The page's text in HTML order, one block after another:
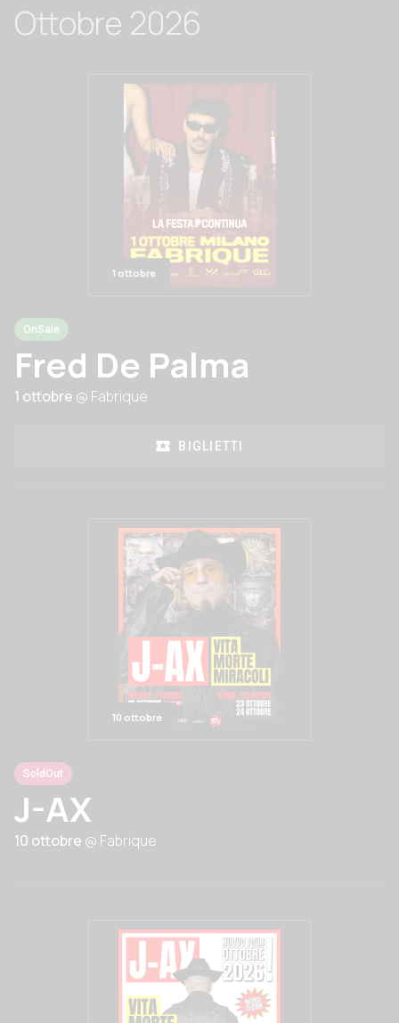
Ottobre 2026
1 ottobre
OnSale
Fred De Palma
1 ottobre @ Fabrique
BIGLIETTI
10 ottobre
SoldOut
J-AX
10 ottobre @ Fabrique